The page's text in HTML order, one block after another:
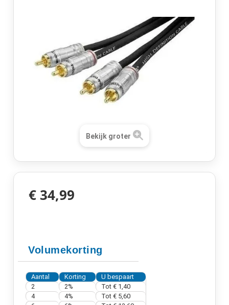
Bekijk groter
€ 34,99
Volumekorting
Aantal Korting
U bespaart
2
2% Tot € 1,40
4
4% Tot € 5,60